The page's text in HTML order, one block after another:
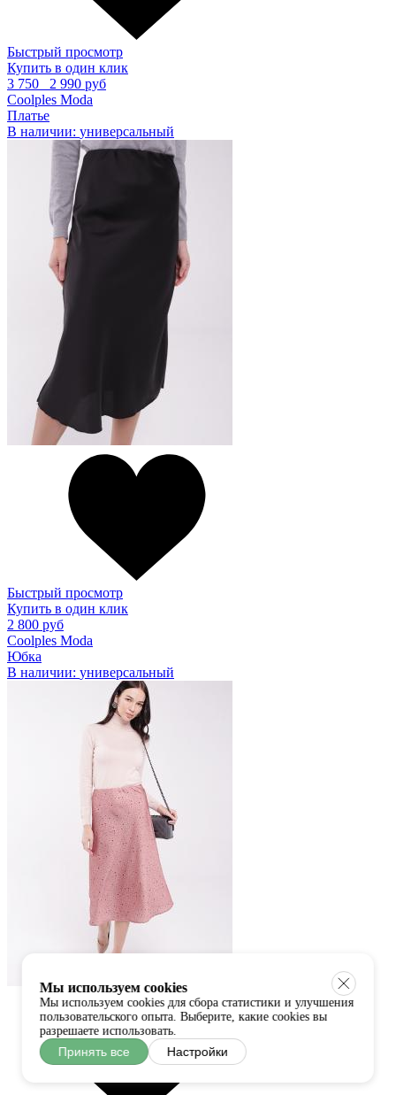
Быстрый просмотр
Купить в один клик
3 750
2 990 руб
Coolples Moda
Платье
В наличии: универсальный
Быстрый просмотр
Купить в один клик
2 800 руб
Coolples Moda
Юбка
В наличии: универсальный
Мы используем cookies
Мы используем cookies для сбора статистики и улучшения
пользовательского опыта. Выберите, какие cookies вы
разрешаете использовать.
Принять все Настройки